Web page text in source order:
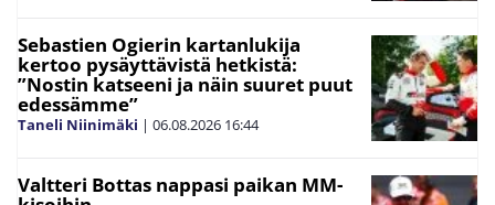
Sebastien Ogierin kartanlukija
kertoo pysäyttävistä hetkistä:
”Nostin katseeni ja näin suuret puut
edessämme”
Taneli Niinimäki | 06.08.2026 16:44
Valtteri Bottas nappasi paikan MM-